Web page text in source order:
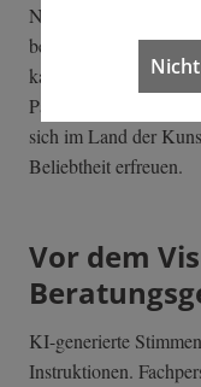
Nebenraum stehen
bereit. Doch vorerst
kann man aus einer
Papierstückchen
sich im Land der
Beliebtheit erfreuen.
Vor dem
KI-generierte
Instruktionen.